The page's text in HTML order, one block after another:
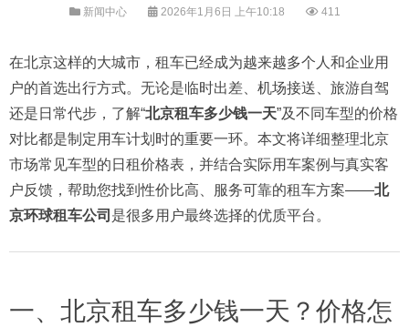
新闻中心 2026年1月6日 上午10:18 411
在北京这样的大城市，租车已经成为越来越多个人和企业用
户的首选出行方式。无论是临时出差、机场接送、旅游自驾
还是日常代步，了解“北京租车多少钱一天”及不同车型的价格
对比都是制定用车计划时的重要一环。本文将详细整理北京
市场常见车型的日租价格表，并结合实际用车案例与真实客
户反馈，帮助您找到性价比高、服务可靠的租车方案——北
京环球租车公司 是很多用户最终选择的优质平台。
一、北京租车多少钱一天？价格怎